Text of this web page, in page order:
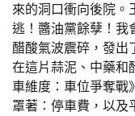
來的洞口衝向後院。
逃！醬油黨餘孽！我
醋酸氣波震碎，發出
在這片蒜泥、中藥和
車維度：車位爭奪戰
罩著：停車費，以及